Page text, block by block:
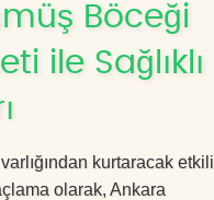
Böceği
ile Sağlıklı
kurtaracak etkili
olarak, Ankara